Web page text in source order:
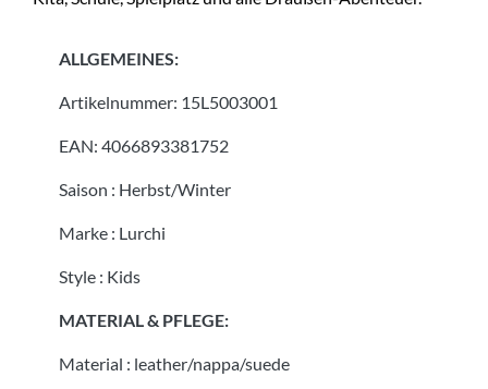
ALLGEMEINES:
Artikelnummer: 15L5003001
EAN: 4066893381752
Saison : Herbst/Winter
Marke : Lurchi
Style : Kids
MATERIAL & PFLEGE:
Material : leather/nappa/suede